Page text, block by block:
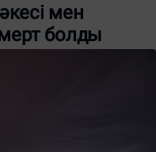
мен
болды